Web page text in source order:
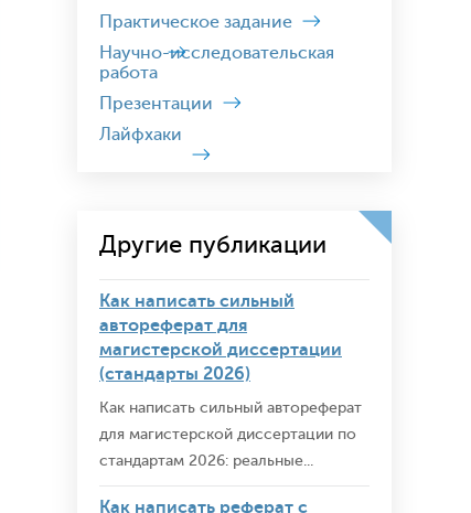
Практическое задание
Научно-исследовательская
работа
Презентации
Лайфхаки
Другие публикации
Как написать сильный
автореферат для
магистерской диссертации
(стандарты 2026)
Как написать сильный автореферат
для магистерской диссертации по
стандартам 2026: реальные...
Как написать реферат с